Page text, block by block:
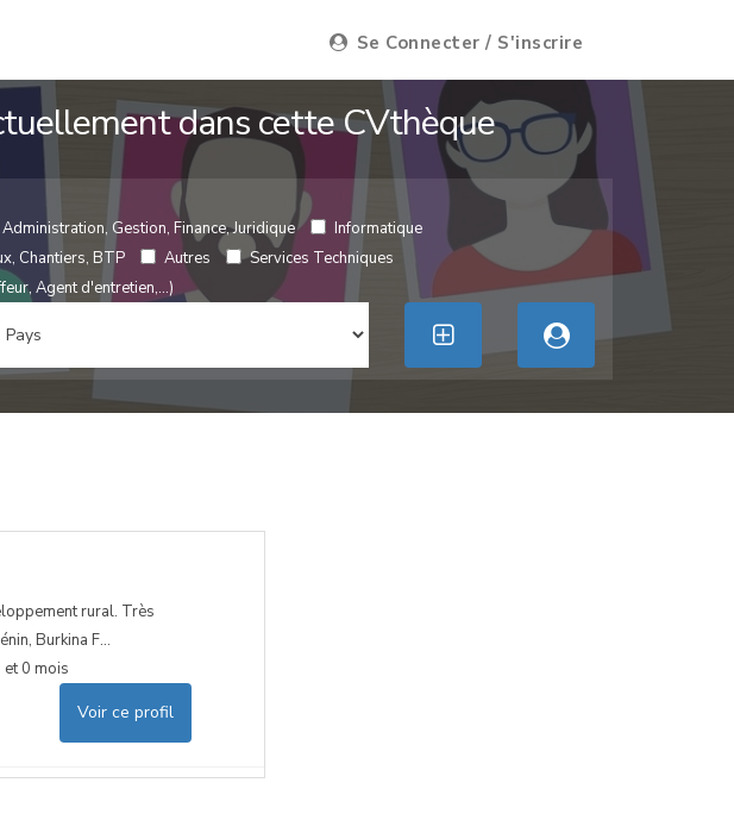
Se Connecter / S'inscrire
dans cette CVthèque
Administration, Gestion, Finance, Juridique
Informatique
Chantiers, BTP Autres
Services Techniques
Agent d'entretien,...)
rural. Très
Burkina F...
et 0 mois
Voir ce profil